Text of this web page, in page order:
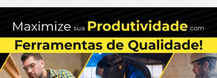
2º caixa ferramentas
3º esmerilhadeira
4º escada
5º serra circular
Termos mais buscados
parafusadeira
caixa ferramentas
3º esmerilhadeira